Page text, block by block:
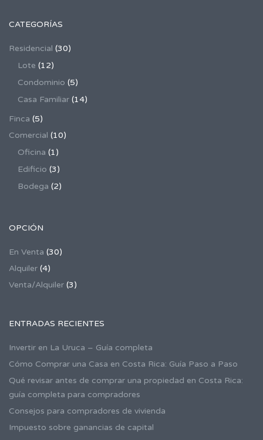
CATEGORÍAS
Residencial (30)
Lote (12)
Condominio (5)
Casa Familiar (14)
Finca (5)
Comercial (10)
Oficina (1)
Edificio (3)
Bodega (2)
OPCIÓN
En Venta (30)
Alquiler (4)
Venta/Alquiler (3)
ENTRADAS RECIENTES
Invertir en La Uruca – Guía completa
Cómo Comprar una Casa en Costa Rica: Guía Paso a Paso
Qué revisar antes de comprar una propiedad en Costa Rica:
guía completa para compradores
Consejos para compradores de vivienda
Impuesto sobre ganancias de capital